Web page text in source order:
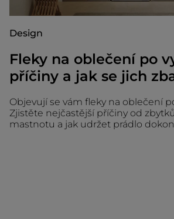
Design
Fleky na oblečení po
příčiny a jak se jich
Objevují se vám fleky na oblečení
Zjistěte nejčastější příčiny od
mastnotu a jak udržet prádlo